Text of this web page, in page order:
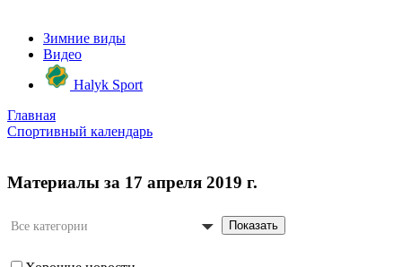
Зимние виды
Видео
Halyk Sport
Главная
Спортивный календарь
Материалы за 17 апреля 2019 г.
Все категории Показать